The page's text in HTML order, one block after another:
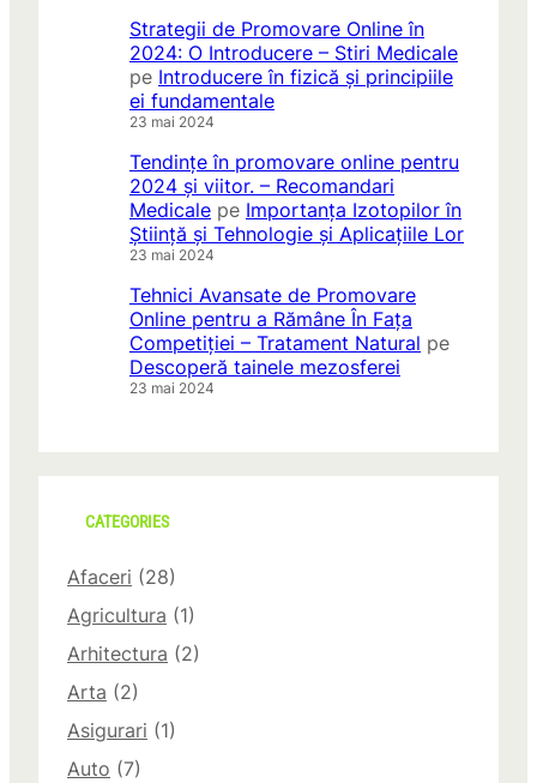
Strategii de Promovare Online în
2024: O Introducere – Stiri Medicale
pe Introducere în fizică și principiile
ei fundamentale
23 mai 2024
Tendințe în promovare online pentru
2024 și viitor. – Recomandari
Medicale pe Importanța Izotopilor în
Știință și Tehnologie și Aplicațiile Lor
23 mai 2024
Tehnici Avansate de Promovare
Online pentru a Rămâne În Fața
Competiției – Tratament Natural pe
Descoperă tainele mezosferei
23 mai 2024
CATEGORIES
Afaceri (28)
Agricultura (1)
Arhitectura (2)
Arta (2)
Asigurari (1)
Auto (7)